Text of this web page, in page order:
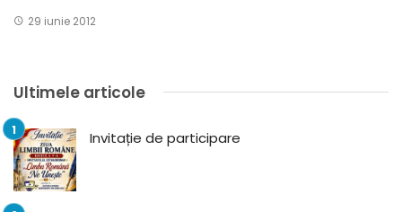
29 iunie 2012
Ultimele articole
Invitație de participare